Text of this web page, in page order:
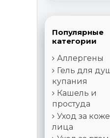
Популярные
категории
Аллергены
Гель для
купания
Кашель и
простуда
Уход за
лица